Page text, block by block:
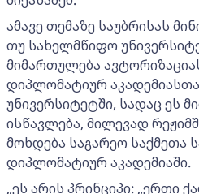
ამავე თემაზე საუბრისას
თუ სახელმწიფო
მიმართულება
დიპლომატიურ
უნივერსიტეტში, სადაც ეს
ისწავლება, მილევად
მოხდება საგარეო საქმეთა
დიპლომატიურ აკადემიაში.
„ეს არის პრინციპი: „ერთი